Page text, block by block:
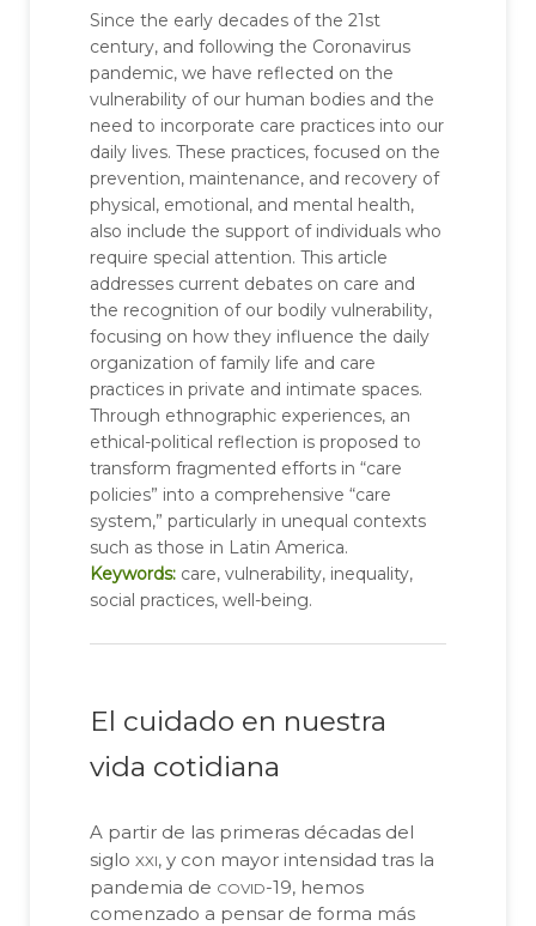
Since the early decades of the 21st
century, and following the Coronavirus
pandemic, we have reflected on the
vulnerability of our human bodies and the
need to incorporate care practices into our
daily lives. These practices, focused on the
prevention, maintenance, and recovery of
physical, emotional, and mental health,
also include the support of individuals who
require special attention. This article
addresses current debates on care and
the recognition of our bodily vulnerability,
focusing on how they influence the daily
organization of family life and care
practices in private and intimate spaces.
Through ethnographic experiences, an
ethical-political reflection is proposed to
transform fragmented efforts in “care
policies” into a comprehensive “care
system,” particularly in unequal contexts
such as those in Latin America.
Keywords: care, vulnerability, inequality,
social practices, well-being.
El cuidado en nuestra
vida cotidiana
A partir de las primeras décadas del
siglo xxi, y con mayor intensidad tras la
pandemia de covid-19, hemos
comenzado a pensar de forma más